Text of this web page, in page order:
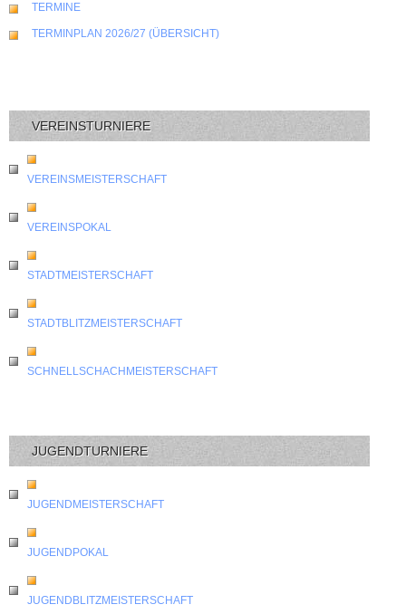
TERMINE
TERMINPLAN 2026/27 (ÜBERSICHT)
VEREINSTURNIERE
VEREINSMEISTERSCHAFT
VEREINSPOKAL
STADTMEISTERSCHAFT
STADTBLITZMEISTERSCHAFT
SCHNELLSCHACHMEISTERSCHAFT
JUGENDTURNIERE
JUGENDMEISTERSCHAFT
JUGENDPOKAL
JUGENDBLITZMEISTERSCHAFT